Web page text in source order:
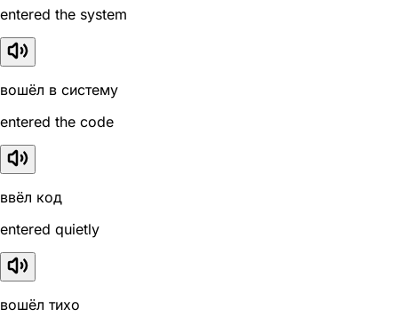
entered the system
вошёл в систему
entered the code
ввёл код
entered quietly
вошёл тихо